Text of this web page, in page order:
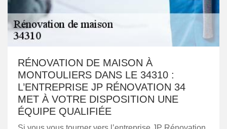
RÉNOVATION DE MAISON À
MONTOULIERS DANS LE 34310 :
L’ENTREPRISE JP RÉNOVATION 34
MET À VOTRE DISPOSITION UNE
ÉQUIPE QUALIFIÉE